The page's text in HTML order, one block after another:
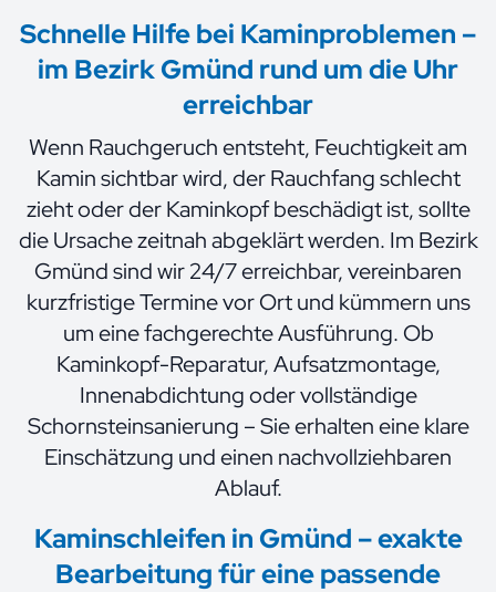
Schnelle Hilfe bei Kaminproblemen –
im Bezirk Gmünd rund um die Uhr
erreichbar
Wenn Rauchgeruch entsteht, Feuchtigkeit am
Kamin sichtbar wird, der Rauchfang schlecht
zieht oder der Kaminkopf beschädigt ist, sollte
die Ursache zeitnah abgeklärt werden. Im Bezirk
Gmünd sind wir 24/7 erreichbar, vereinbaren
kurzfristige Termine vor Ort und kümmern uns
um eine fachgerechte Ausführung. Ob
Kaminkopf-Reparatur, Aufsatzmontage,
Innenabdichtung oder vollständige
Schornsteinsanierung – Sie erhalten eine klare
Einschätzung und einen nachvollziehbaren
Ablauf.
Kaminschleifen in Gmünd – exakte
Bearbeitung für eine passende